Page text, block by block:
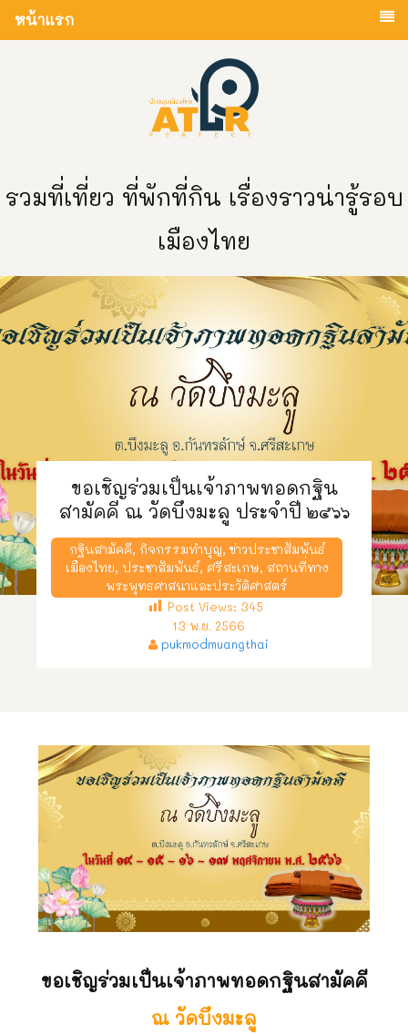
หน้าแรก
รวมที่เที่ยว ที่พักที่กิน เรื่องราวน่ารู้รอบ
เมืองไทย
ขอเชิญร่วมเป็นเจ้าภาพทอดกฐิน
สามัคคี ณ วัดบึงมะลู ประจำปี ๒๕๖๖
กฐินสามัคคี, กิจกรรมทำบุญ, ข่าวประชาสัมพันธ์
เมืองไทย, ประชาสัมพันธ์, ศรีสะเกษ, สถานที่ทาง
พระพุทธศาสนาและประวัติศาสตร์
Post Views: 345
13 พ.ย. 2566
pukmodmuangthai
ขอเชิญร่วมเป็นเจ้าภาพทอดกฐินสามัคคี
ณ วัดบึงมะลู